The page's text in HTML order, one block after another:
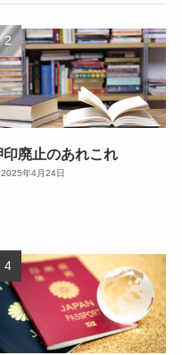
印廃止のあれこれ
2025年4月24日